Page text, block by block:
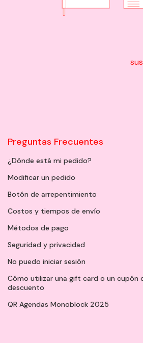
Preguntas Frecuentes
¿Dónde está mi pedido?
Modificar un pedido
Botón de arrepentimiento
Costos y tiempos de envío
Métodos de pago
Seguridad y privacidad
No puedo iniciar sesión
Cómo utilizar una gift card o un cupón
descuento
QR Agendas Monoblock 2025